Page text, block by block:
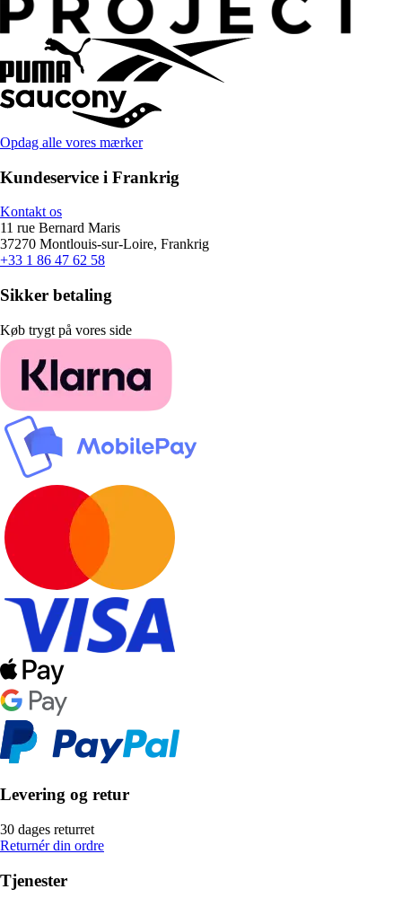
Opdag alle vores mærker
Kundeservice i Frankrig
Kontakt os
11 rue Bernard Maris
37270 Montlouis-sur-Loire, Frankrig
+33 1 86 47 62 58
Sikker betaling
Køb trygt på vores side
Levering og retur
30 dages returret
Returnér din ordre
Tjenester